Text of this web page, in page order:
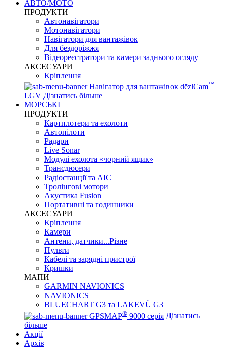
АВТО/МОТО
ПРОДУКТИ
Автонавігатори
Мотонавігатори
Навігатори для вантажівок
Для бездоріжжя
Відеореєстратори та камери заднього огляду
АКСЕСУАРИ
Кріплення
Навігатор для вантажівок dēzlCam™
LGV Дізнатись більше
МОРСЬКІ
ПРОДУКТИ
Картплотери та ехолоти
Автопілоти
Радари
Live Sonar
Модулі ехолота «чорний ящик»
Трансдюсери
Радіостанції та АІС
Тролінгові мотори
Акустика Fusion
Портативні та годинники
АКСЕСУАРИ
Кріплення
Камери
Антени, датчики...Різне
Пульти
Кабелі та зарядні пристрої
Кришки
МАПИ
GARMIN NAVIONICS
NAVIONICS
BLUECHART G3 та LAKEVÜ G3
GPSMAP® 9000 серія Дізнатись
більше
Акції
Архів